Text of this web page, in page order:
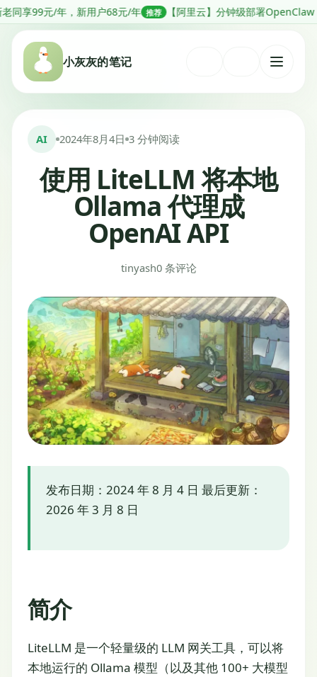
跳
转
用户68元/年 推荐 【阿里云】分钟级部署OpenClaw，低至68元1年 推
小灰灰的笔记
打
AI 2024年8月4日 3 分钟阅读
使用 LiteLLM 将本地
Ollama 代理成
OpenAI API
tinyash0 条评论
发布日期：2024 年 8 月 4 日 最后更新：
2026 年 3 月 8 日
简介
LiteLLM 是一个轻量级的 LLM 网关工具，可以将
本地运行的 Ollama 模型（以及其他 100+ 大模型